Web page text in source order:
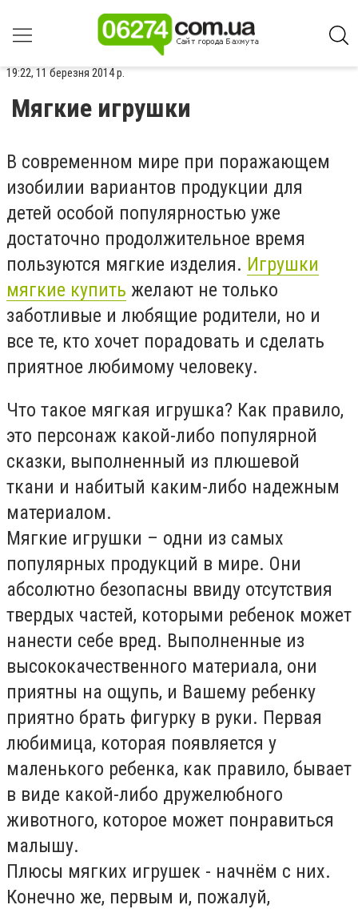
19:22, 11 березня 2014 р.
Мягкие игрушки
В современном мире при поражающем
изобилии вариантов продукции для
детей особой популярностью уже
достаточно продолжительное время
пользуются мягкие изделия. Игрушки
мягкие купить желают не только
заботливые и любящие родители, но и
все те, кто хочет порадовать и сделать
приятное любимому человеку.
Что такое мягкая игрушка? Как правило,
это персонаж какой-либо популярной
сказки, выполненный из плюшевой
ткани и набитый каким-либо надежным
материалом.
Мягкие игрушки – одни из самых
популярных продукций в мире. Они
абсолютно безопасны ввиду отсутствия
твердых частей, которыми ребенок может
нанести себе вред. Выполненные из
высококачественного материала, они
приятны на ощупь, и Вашему ребенку
приятно брать фигурку в руки. Первая
любимица, которая появляется у
маленького ребенка, как правило, бывает
в виде какой-либо дружелюбного
животного, которое может понравиться
малышу.
Плюсы мягких игрушек - начнём с них.
Конечно же, первым и, пожалуй,